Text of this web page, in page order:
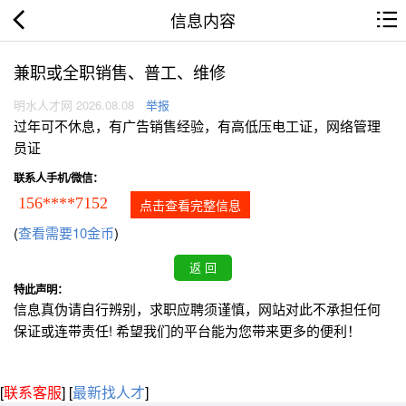
信息内容
兼职或全职销售、普工、维修
明水人才网 2026.08.08 举报
过年可不休息，有广告销售经验，有高低压电工证，网络管理
员证
联系人手机/微信：
156****7152 点击查看完整信息
(查看需要10金币)
特此声明：
信息真伪请自行辨别，求职应聘须谨慎，网站对此不承担任何
保证或连带责任! 希望我们的平台能为您带来更多的便利！
[联系客服] [最新找人才]